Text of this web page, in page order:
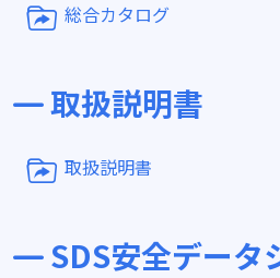
総合カタログ
取扱説明書
取扱説明書
SDS安全データ